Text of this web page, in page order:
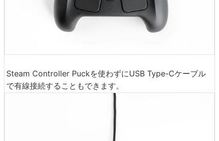
Steam Controller Puckを使わずにUSB Type-Cケーブル
で有線接続することもできます。